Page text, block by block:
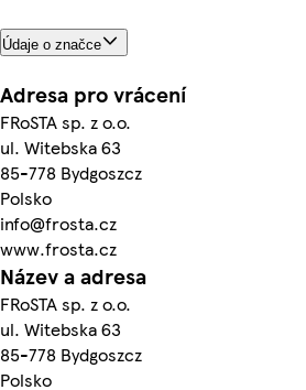
Údaje o značce
Adresa pro vrácení
FRoSTA sp. z o.o.
ul. Witebska 63
85-778 Bydgoszcz
Polsko
info@frosta.cz
www.frosta.cz
Název a adresa
FRoSTA sp. z o.o.
ul. Witebska 63
85-778 Bydgoszcz
Polsko